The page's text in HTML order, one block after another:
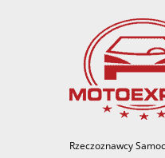
Rzeczoznawcy